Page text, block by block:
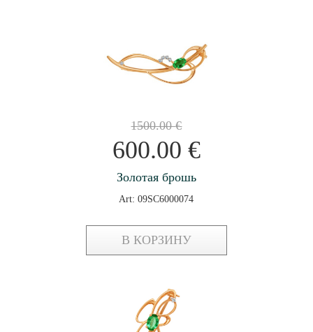
1500.00€
600.00 €
Золотая брошь
Art: 09SC6000074
В КОРЗИНУ